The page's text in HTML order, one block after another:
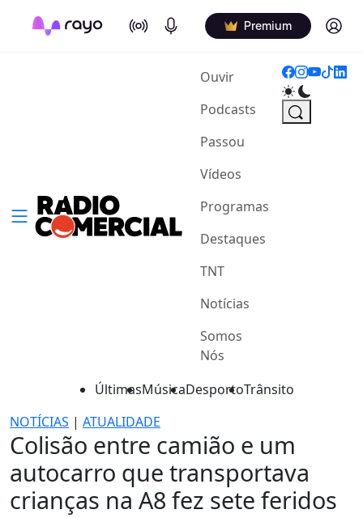
On Air Podcasts Premium Log in
Ouvir(current)
Podcasts
Passou
Vídeos
Programas
Destaques
TNT
Notícias
Somos
Nós
ÚltimasMúsicaDesportoTrânsito
NOTÍCIAS | ATUALIDADE
Colisão entre camião e um
autocarro que transportava
crianças na A8 fez sete feridos